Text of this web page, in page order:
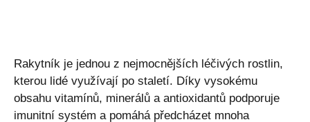
Rakytník je jednou z nejmocnějších léčivých rostlin,
kterou lidé využívají po staletí. Díky vysokému
obsahu vitamínů, minerálů a antioxidantů podporuje
imunitní systém a pomáhá předcházet mnoha